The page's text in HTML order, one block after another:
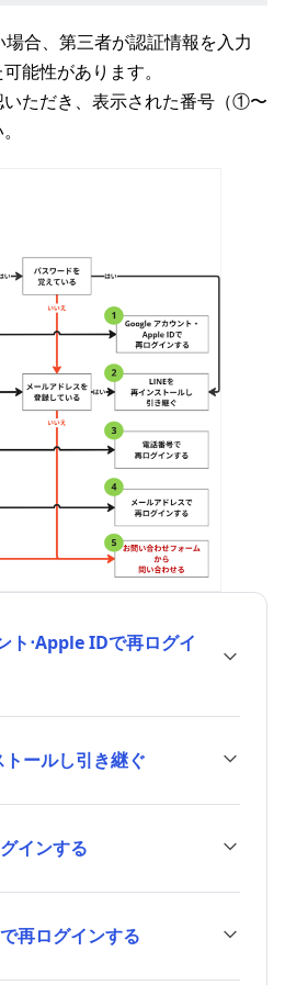
場合、第三者が認証情報を入力
能性があります。
ただき、表示された番号（①〜
⋅Apple IDで再ログイ
ールし引き継ぐ
インする
再ログインする